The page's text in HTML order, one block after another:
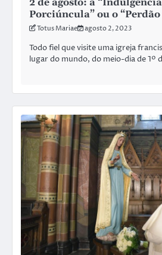
2 de agosto: a
Porciúncula” ou o “Perdão
Totus Mariae agosto 2, 2023
Todo fiel que visite uma igreja
lugar do mundo, do meio-dia de 1º